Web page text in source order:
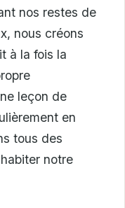
nos restes de
nous créons
à la fois la
leçon de
en
tous des
notre